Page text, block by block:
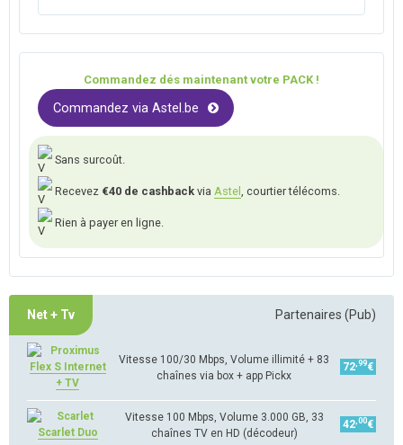
Commandez dés maintenant votre PACK !
Commandez via Astel.be
Sans surcoût.
Recevez €40 de cashback via Astel , courtier télécoms.
Rien à payer en ligne.
Net + Tv Partenaires (Pub)
Flex S Internet
+ TV
Vitesse 100/30 Mbps, Volume illimité + 83
chaînes via box + app Pickx
72,99€
Scarlet Duo
Vitesse 100 Mbps, Volume 3.000 GB, 33
chaînes TV en HD (décodeur)
42,00€